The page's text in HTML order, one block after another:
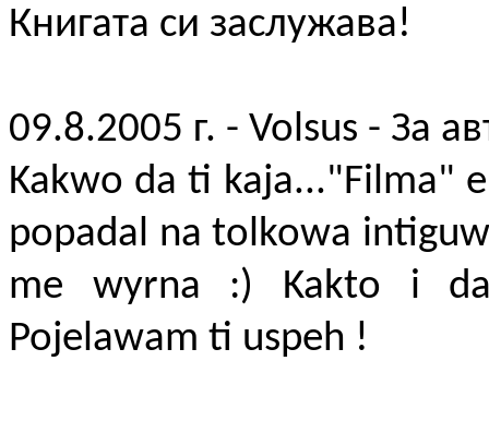
Книгата си заслужава!
09.8.2005 г. - Volsus - За
Kakwo da ti kaja..."Filma"
popadal na tolkowa
me wyrna :) Kakto i
Pojelawam ti uspeh !